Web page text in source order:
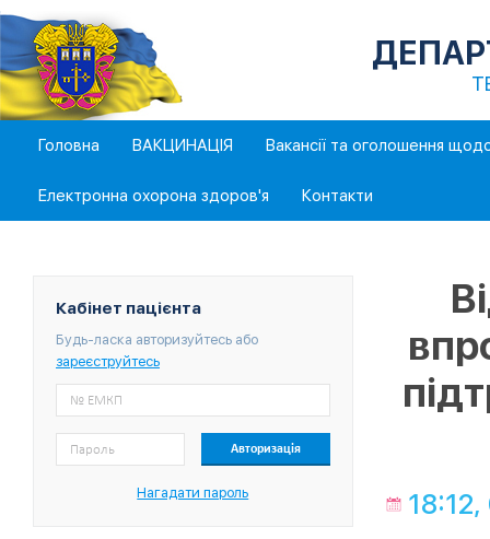
Головна ВАКЦИНАЦІЯ Вакансії та оголошення
Електронна охорона здоров'я Контакти
Кабінет пацієнта
Будь-ласка авторизуйтесь або
зареєструйтесь
Нагадати пароль